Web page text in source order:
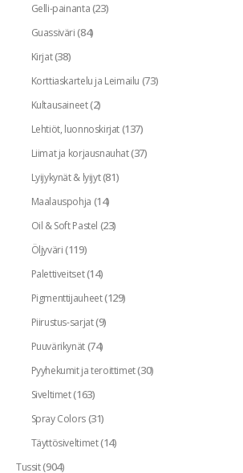
Gelli-painanta(23)
Guassiväri(84)
Kirjat(38)
Korttiaskartelu ja Leimailu (73)
Kultausaineet(2)
Lehtiöt, luonnoskirjat(137)
Liimat ja korjausnauhat(37)
Lyijykynät & lyijyt(81)
Maalauspohja (14)
Oil & Soft Pastel (23)
Öljyväri(119)
Palettiveitset(14)
Pigmenttijauheet(129)
Piirustus-sarjat(9)
Puuvärikynät(74)
Pyyhekumit ja teroittimet(30)
Siveltimet(163)
Spray Colors(31)
Täyttösiveltimet(14)
Tussit(904)